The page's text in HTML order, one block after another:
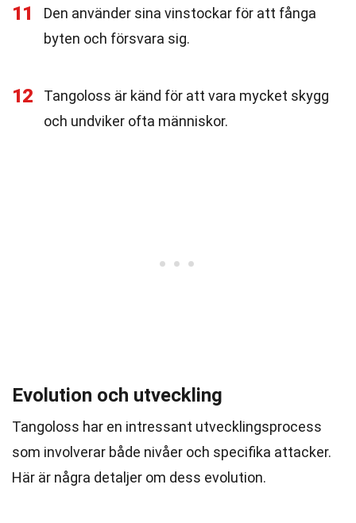
11
Den använder sina vinstockar för att fånga
byten och försvara sig.
12
Tangoloss är känd för att vara mycket skygg
och undviker ofta människor.
Evolution och utveckling
Tangoloss har en intressant utvecklingsprocess
som involverar både nivåer och specifika attacker.
Här är några detaljer om dess evolution.